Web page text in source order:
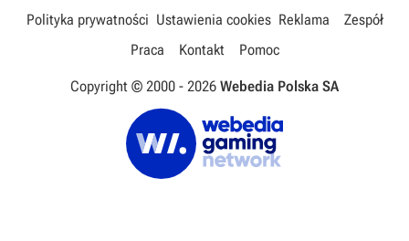
Polityka prywatności Ustawienia cookies Reklama
Zespół
Praca
Kontakt Pomoc
Copyright © 2000 - 2026 Webedia Polska SA